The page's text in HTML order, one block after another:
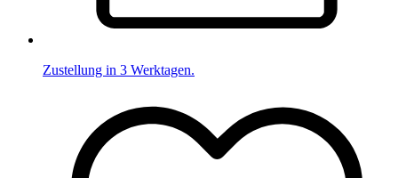
Zustellung in 3 Werktagen.